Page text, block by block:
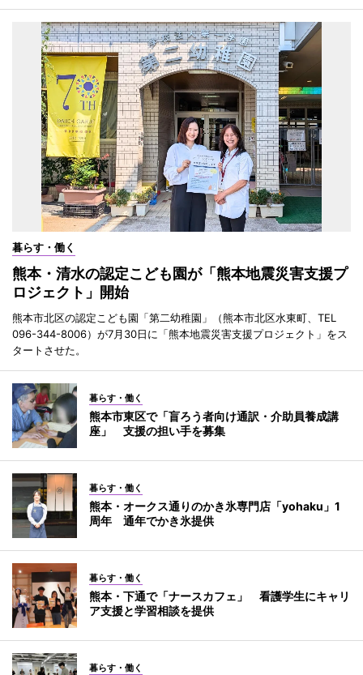
暮らす・働く
熊本・清水の認定こども園が「熊本地震災害支援プ
ロジェクト」開始
熊本市北区の認定こども園「第二幼稚園」（熊本市北区水東町、TEL
096-344-8006）が7月30日に「熊本地震災害支援プロジェクト」をス
タートさせた。
暮らす・働く
熊本市東区で「盲ろう者向け通訳・介助員養成講
座」 支援の担い手を募集
暮らす・働く
熊本・オークス通りのかき氷専門店「yohaku」1
周年 通年でかき氷提供
暮らす・働く
熊本・下通で「ナースカフェ」 看護学生にキャリ
ア支援と学習相談を提供
暮らす・働く